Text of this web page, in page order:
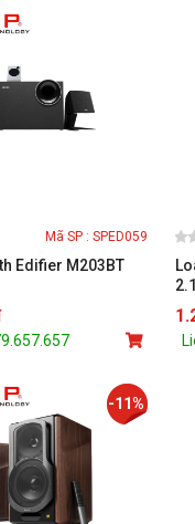
Mã SP : SPED059
Edifier M203BT
-11%